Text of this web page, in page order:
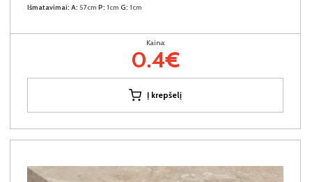
Išmatavimai: A: 57cm P: 1cm G: 1cm
Kaina:
0.4€
Į krepšelį